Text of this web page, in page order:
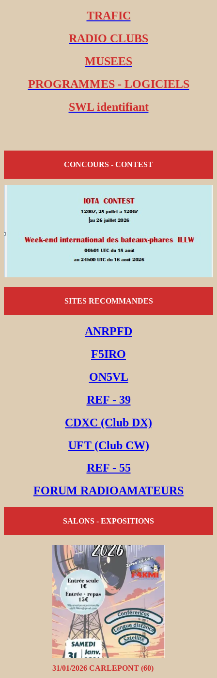
TRAFIC
RADIO CLUBS
MUSEES
PROGRAMMES - LOGICIELS
SWL identifiant
CONCOURS - CONTEST
SITES RECOMMANDES
ANRPFD
F5IRO
ON5VL
REF - 39
CDXC (Club DX)
UFT (Club CW)
REF - 55
FORUM RADIOAMATEURS
SALONS - EXPOSITIONS
31/01/2026 CARLEPONT (60)